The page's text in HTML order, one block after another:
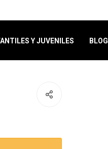
Y JUVENILES BLOG